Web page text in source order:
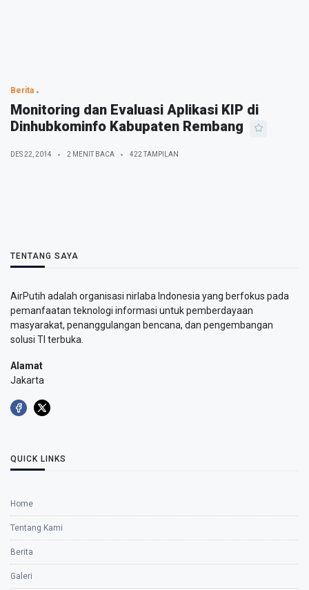
Berita
Monitoring dan Evaluasi Aplikasi KIP di
Dinhubkominfo Kabupaten Rembang
DES 22, 2014 2 MENIT BACA 422 TAMPILAN
TENTANG SAYA
AirPutih adalah organisasi nirlaba Indonesia yang berfokus pada
pemanfaatan teknologi informasi untuk pemberdayaan
masyarakat, penanggulangan bencana, dan pengembangan
solusi TI terbuka.
Alamat
Jakarta
QUICK LINKS
Home
Tentang Kami
Berita
Galeri